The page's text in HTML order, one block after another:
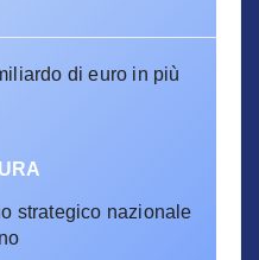
di euro in più
strategico nazionale